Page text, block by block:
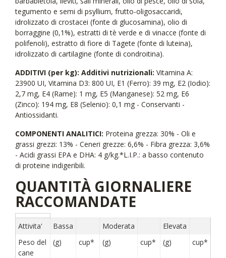
tegumento e semi di psyllium, frutto-oligosaccaridi,
idrolizzato di crostacei (fonte di glucosamina), olio di
borraggine (0,1%), estratti di tè verde e di vinacce (fonte di
polifenoli), estratto di fiore di Tagete (fonte di luteina),
idrolizzato di cartilagine (fonte di condroitina).
ADDITIVI (per kg): Additivi nutrizionali: Vitamina A:
23900 UI, Vitamina D3: 800 UI, E1 (Ferro): 39 mg, E2 (Iodio):
2,7 mg, E4 (Rame): 1 mg, E5 (Manganese): 52 mg, E6
(Zinco): 194 mg, E8 (Selenio): 0,1 mg - Conservanti -
Antiossidanti.
COMPONENTI ANALITICI: Proteina grezza: 30% - Oli e
grassi grezzi: 13% - Ceneri grezze: 6,6% - Fibra grezza: 3,6%
- Acidi grassi EPA e DHA: 4 g/kg.*L.I.P.: a basso contenuto
di proteine indigeribili.
QUANTITÀ GIORNALIERE
RACCOMANDATE
Attivita' Bassa Moderata
Elevata
Peso del
cane
(g) cup* (g) cup* (g) cup*